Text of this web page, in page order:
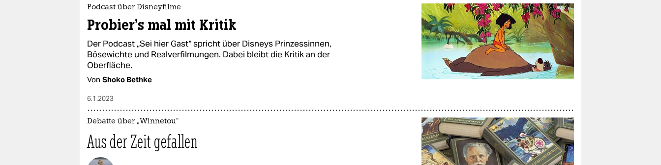
Podcast über Disneyfilme
Probier’s mal mit Kritik
Der Podcast „Sei hier Gast“ spricht über Disneys Prinzessinnen,
Bösewichte und Realverfilmungen. Dabei bleibt die Kritik an der
Oberfläche.
Von Shoko Bethke
6.1.2023
Debatte über „Winnetou“
Aus der Zeit gefallen